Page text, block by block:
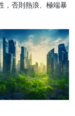
，否則熱浪、極端暴